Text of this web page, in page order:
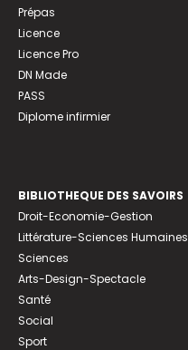
Prépas
Licence
Licence Pro
DN Made
PASS
Diplome infirmier
BIBLIOTHEQUE DES SAVOIRS
Droit-Economie-Gestion
Littérature-Sciences Humaines
Sciences
Arts-Design-Spectacle
Santé
Social
Sport